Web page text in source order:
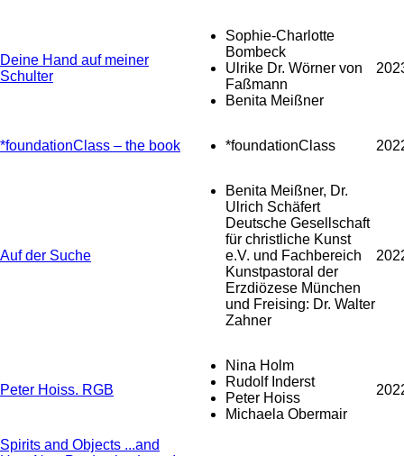
Deine Hand auf meiner
Schulter
Sophie-Charlotte
Bombeck
Ulrike Dr. Wörner von
Faßmann
Benita Meißner
*foundationClass – the book *foundationClass
Auf der Suche
Benita Meißner, Dr.
Ulrich Schäfert
Deutsche Gesellschaft
für christliche Kunst
e.V. und Fachbereich
Kunstpastoral der
Erzdiözese München
und Freising: Dr. Walter
Zahner
Peter Hoiss. RGB
Nina Holm
Rudolf Inderst
Peter Hoiss
Michaela Obermair
Spirits and Objects ...and